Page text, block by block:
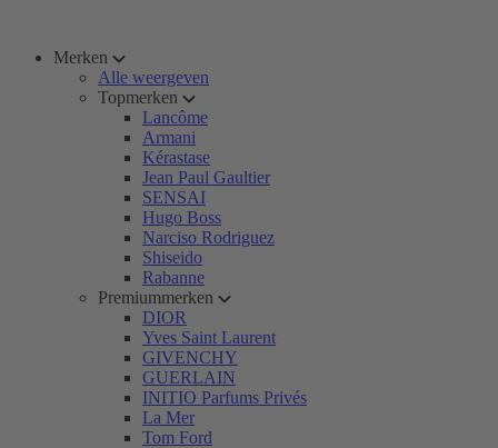
Merken
Alle weergeven
Topmerken
Lancôme
Armani
Kérastase
Jean Paul Gaultier
SENSAI
Hugo Boss
Narciso Rodriguez
Shiseido
Rabanne
Premiummerken
DIOR
Yves Saint Laurent
GIVENCHY
GUERLAIN
INITIO Parfums Privés
La Mer
Tom Ford